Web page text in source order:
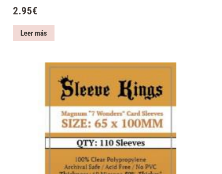
2.95€
Leer más